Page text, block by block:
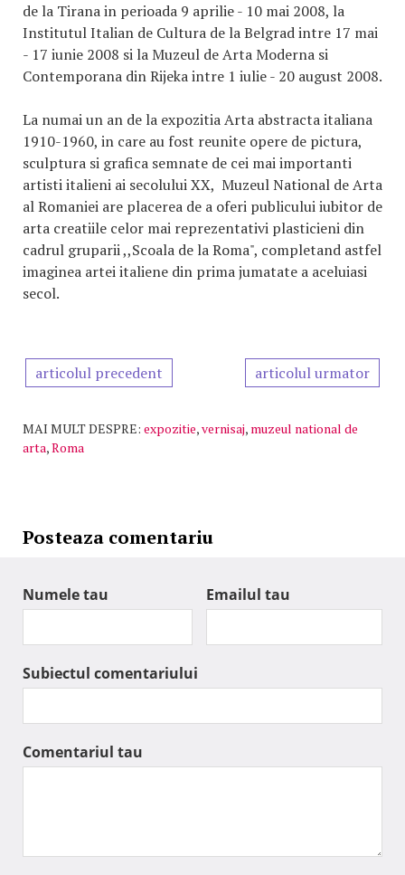
de la Tirana in perioada 9 aprilie - 10 mai 2008, la
Institutul Italian de Cultura de la Belgrad intre 17 mai
- 17 iunie 2008 si la Muzeul de Arta Moderna si
Contemporana din Rijeka intre 1 iulie - 20 august 2008.
La numai un an de la expozitia Arta abstracta italiana
1910-1960, in care au fost reunite opere de pictura,
sculptura si grafica semnate de cei mai importanti
artisti italieni ai secolului XX, Muzeul National de Arta
al Romaniei are placerea de a oferi publicului iubitor de
arta creatiile celor mai reprezentativi plasticieni din
cadrul gruparii ,,Scoala de la Roma", completand astfel
imaginea artei italiene din prima jumatate a aceluiasi
secol.
articolul precedent articolul urmator
MAI MULT DESPRE: expozitie,vernisaj, muzeul national de
arta,Roma
Posteaza comentariu
Numele tau Emailul tau
Subiectul comentariului
Comentariul tau